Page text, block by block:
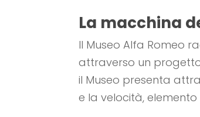
La macchina
Il Museo Alfa Romeo
attraverso un
il Museo presenta
e la velocità,